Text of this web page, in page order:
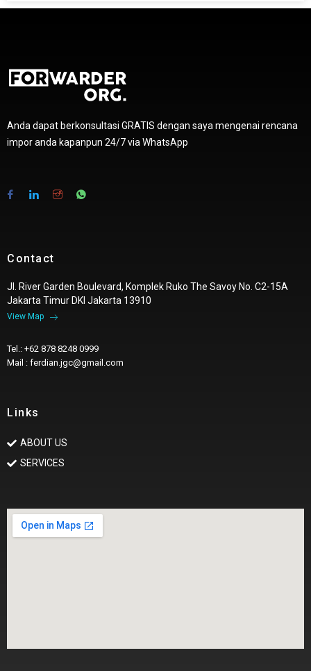
Anda dapat berkonsultasi GRATIS dengan saya mengenai rencana
impor anda kapanpun 24/7 via WhatsApp
Contact
Jl. River Garden Boulevard, Komplek Ruko The Savoy No. C2-15A
Jakarta Timur DKI Jakarta 13910
View Map
Tel.: +62 878 8248 0999
Mail : ferdian.jgc@gmail.com
Links
ABOUT US
SERVICES